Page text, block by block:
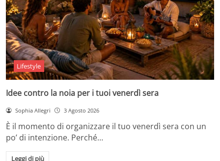
Lifestyle
Idee contro la noia per i tuoi venerdì sera
Sophia Allegri 3 Agosto 2026
È il momento di organizzare il tuo venerdì sera con un
po’ di intenzione. Perché…
Leggi di più